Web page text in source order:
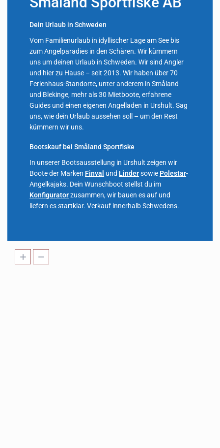
Dein Urlaub in Schweden
Vom Familienurlaub in idyllischer Lage am See bis
zum Angelparadies in den Schären. Wir kümmern
uns um deinen Urlaub in Schweden. Wir sind Angler
und hier zu Hause – seit 2013. Wir haben über 70
Ferienhaus-Standorte, unter anderem in Småland
und Blekinge, mehr als 30 Mietboote, erfahrene
Guides und einen eigenen Angelladen in Urshult. Sag
uns, wie dein Urlaub aussehen soll – um den Rest
kümmern wir uns.
Bootskauf bei Småland Sportfiske
In unserer Bootsausstellung in Urshult zeigen wir
Boote der Marken Finval und Lindersowie Polestar-
Angelkajaks. Dein Wunschboot stellst du im
Konfiguratorzusammen, wir bauen es auf und
liefern es startklar. Verkauf innerhalb Schwedens.